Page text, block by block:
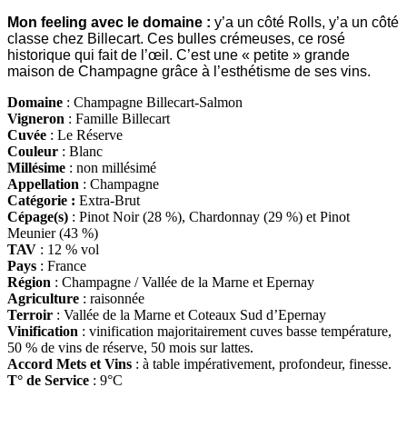
Mon feeling avec le domaine : y’a un côté Rolls, y’a un côté
classe chez Billecart. Ces bulles crémeuses, ce rosé
historique qui fait de l’œil. C’est une « petite » grande
maison de Champagne grâce à l’esthétisme de ses vins.
Domaine : Champagne Billecart-Salmon
Vigneron : Famille Billecart
Cuvée : Le Réserve
Couleur : Blanc
Millésime : non millésimé
Appellation : Champagne
Catégorie : Extra-Brut
Cépage(s) : Pinot Noir (28 %), Chardonnay (29 %) et Pinot
Meunier (43 %)
TAV : 12 % vol
Pays : France
Région : Champagne / Vallée de la Marne et Epernay
Agriculture : raisonnée
Terroir : Vallée de la Marne et Coteaux Sud d’Epernay
Vinification : vinification majoritairement cuves basse température,
50 % de vins de réserve, 50 mois sur lattes.
Accord Mets et Vins : à table impérativement, profondeur, finesse.
T° de Service : 9°C